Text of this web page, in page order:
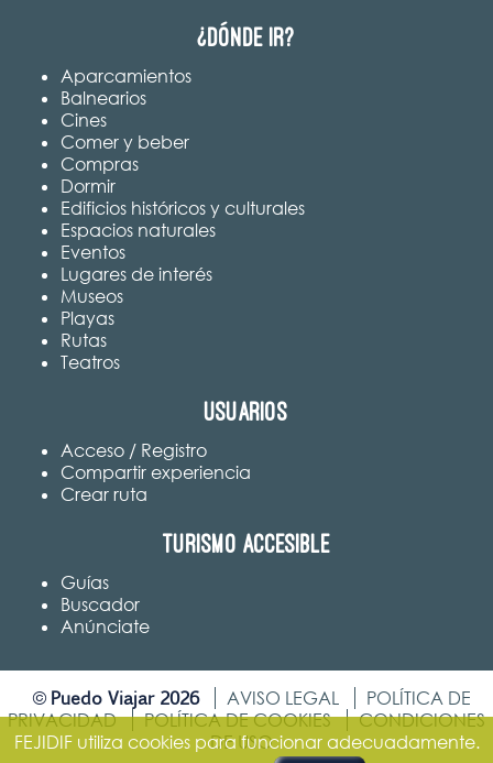
¿Dónde ir?
Aparcamientos
Balnearios
Cines
Comer y beber
Compras
Dormir
Edificios históricos y culturales
Espacios naturales
Eventos
Lugares de interés
Museos
Playas
Rutas
Teatros
Usuarios
Acceso / Registro
Compartir experiencia
Crear ruta
Turismo accesible
Guías
Buscador
Anúnciate
© Puedo Viajar 2026 AVISO LEGAL
POLÍTICA DE
PRIVACIDAD
POLÍTICA DE COOKIES
CONDICIONES
DE USO
FEJIDIF utiliza cookies para funcionar adecuadamente.